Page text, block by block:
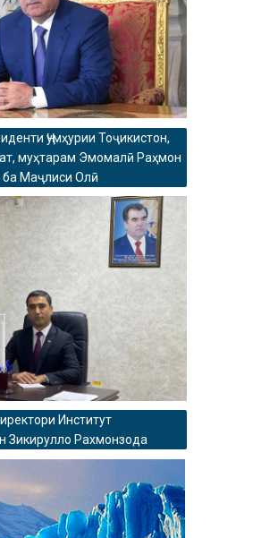
Ҷумҳурии Тоҷикистон,
муҳтарам Эмомалӣ Раҳмон
ба Маҷлиси Олӣ
Институт
Зикирулло Рахмонзода